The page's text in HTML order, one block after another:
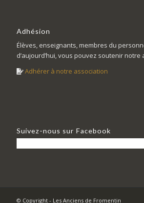
Adhésion
Élèves, enseignants, membres du
d’aujourd’hui, vous pouvez soutenir notre
Adhérer à notre association
Suivez-nous sur Facebook
© Copyright - Les Anciens de Fromentin